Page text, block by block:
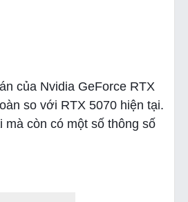
của Nvidia GeForce RTX
so với RTX 5070 hiện tại.
còn có một số thông số